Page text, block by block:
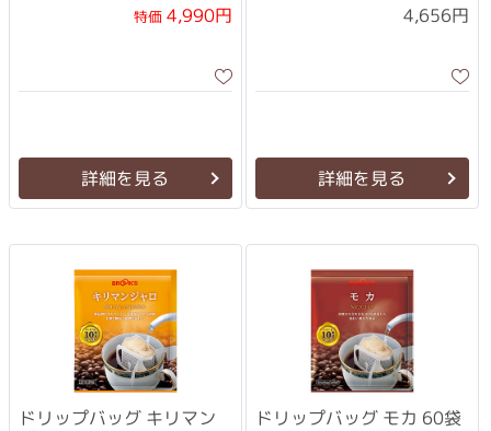
特価4,990円
詳細を見る
4,656円
詳細を見る
ドリップバッグ キリマン ドリップバッグ モカ 60袋